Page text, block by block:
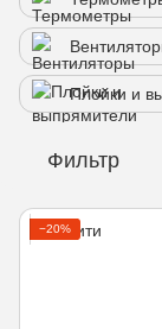
Плойки и
Фильтр
−20%